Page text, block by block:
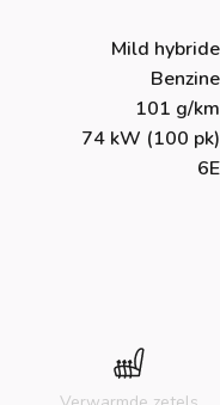
Mild hybride
Benzine
101 g/km
74 kW (100 pk)
6E